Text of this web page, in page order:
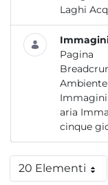
Laghi
Pagina
aria
cinque
20 Elementi
Per